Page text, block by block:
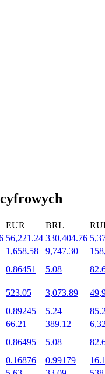
nagrody
zarabiać na popularnych
EUR BRL
56,221.24 330,404.76
1,658.58 9,747.30
0.86451 5.08
523.05 3,073.89
0.89245 5.24
66.21 389.12
0.86495 5.08
0.16876 0.99179